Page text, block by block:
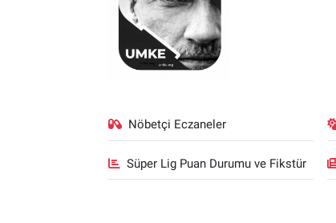
Nöbetçi Eczaneler
Süper Lig Puan Durumu ve Fikstür